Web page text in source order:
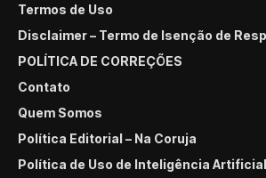
Termos de Uso
Disclaimer – Termo de Isenção de
POLÍTICA DE CORREÇÕES
Contato
Quem Somos
Política Editorial – Na Coruja
Política de Uso de Inteligência Artificial